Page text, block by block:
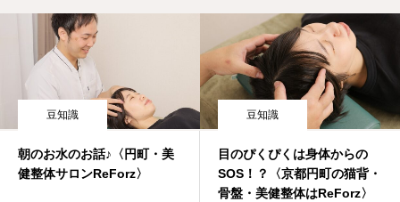
豆知識
朝のお水のお話♪〈円町・美
健整体サロンReForz〉
豆知識
目のぴくぴくは身体からの
SOS！？〈京都円町の猫背・
骨盤・美健整体はReForz〉